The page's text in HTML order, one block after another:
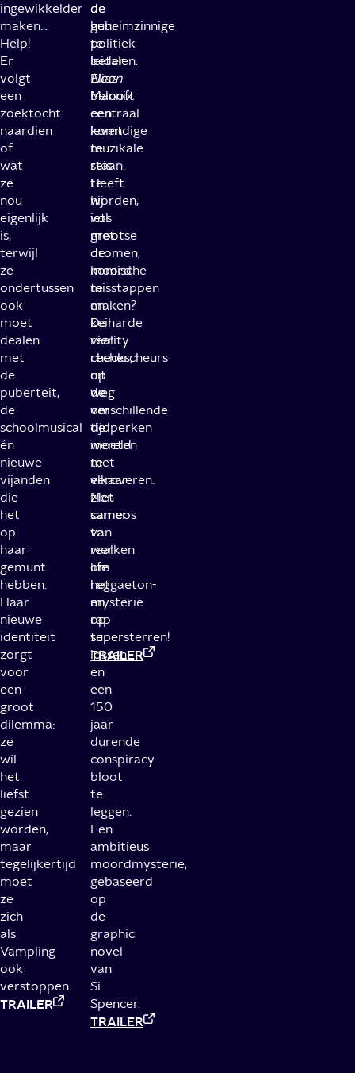
ingewikkelder
maken...
Help!
Er
volgt
een
zoektocht
naardien
of
wat
ze
nou
eigenlijk
is,
terwijl
ze
ondertussen
ook
moet
dealen
met
de
puberteit,
de
schoolmusical
én
nieuwe
vijanden
die
het
op
haar
gemunt
hebben.
Haar
nieuwe
identiteit
zorgt
voor
een
groot
dilemma:
ze
wil
het
liefst
gezien
worden,
maar
tegelijkertijd
moet
ze
zich
als
Vampling
ook
verstoppen.
TRAILER
de
geheimzinnige
politiek
leider
Elias
Mannix
centraal
komt
te
staan.
Heeft
hij
iets
met
de
moord
te
maken?
De
vier
rechercheurs
uit
de
verschillende
tijdperken
moeten
met
elkaar
zien
samen
te
werken
om
het
mysterie
op
te
lossen
en
een
150
jaar
durende
conspiracy
bloot
te
leggen.
Een
ambitieus
moordmysterie,
gebaseerd
op
de
graphic
novel
van
Si
Spencer.
TRAILER
de
huur
te
betalen.
Neon
belooft
een
levendige
muzikale
reis
te
worden,
vol
grootse
dromen,
komische
misstappen
en
keiharde
reality
checks,
op
weg
om
de
wereld
te
veroveren.
Met
cameos
van
real
life
reggaeton-
en
rap
supersterren!
TRAILER